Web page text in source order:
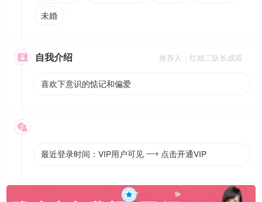
未婚
 自我介绍 推荐人：红娘二队长成双
喜欢下意识的惦记和偏爱

最近登录时间：VIP用户可见  点击开通VIP